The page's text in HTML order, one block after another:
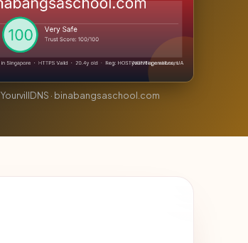
YourvillDNS · binabangsaschool.com